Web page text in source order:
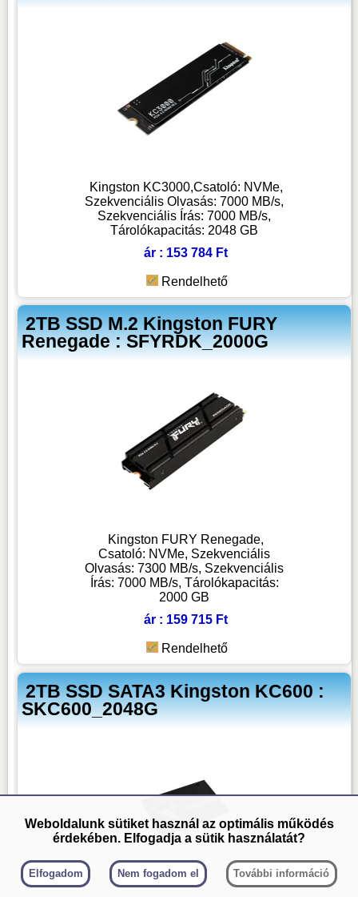
Kingston KC3000,Csatoló: NVMe,
Szekvenciális Olvasás: 7000 MB/s,
Szekvenciális Írás: 7000 MB/s,
Tárolókapacitás: 2048 GB
ár : 153 784 Ft
Rendelhető
2TB SSD M.2 Kingston FURY
Renegade : SFYRDK_2000G
Kingston FURY Renegade,
Csatoló: NVMe, Szekvenciális
Olvasás: 7300 MB/s, Szekvenciális
Írás: 7000 MB/s, Tárolókapacitás:
2000 GB
ár : 159 715 Ft
Rendelhető
2TB SSD SATA3 Kingston KC600 :
SKC600_2048G
Weboldalunk sütiket használ az optimális működés
érdekében. Elfogadja a sütik használatát?
Elfogadom Nem fogadom el További információ